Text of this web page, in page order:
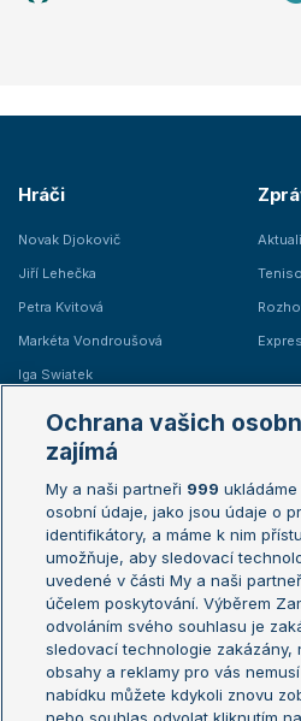
Hráči
Novak Djokovič
Jiří Lehečka
Petra Kvitová
Markéta Vondroušová
Iga Swiatek
Žebříčky
Žebříček ATP (muži)
Žebříček WTA (ženy)
Sázkařský žebříček
US
Turnaj
Aktualní trendy
Ochrana vašich
zajímá
My a naši partneři 999
osobní údaje, jako jsou údaje o
identifikátory, a máme k nim
umožňuje, aby sledovací
uvedené v části My a naši
účelem poskytování. Výběrem
odvoláním svého souhlasu je
sledovací technologie zakázány,
obsahy a reklamy pro vás
nabídku můžete kdykoli znovu